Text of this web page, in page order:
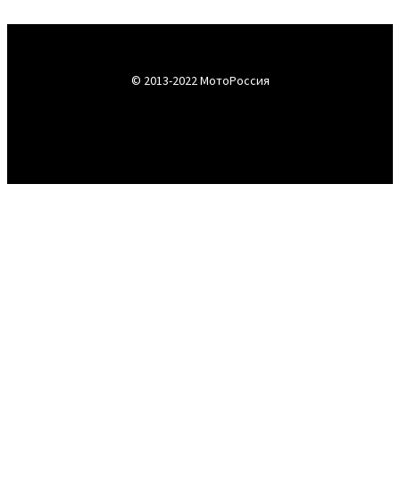
© 2013-2022 МотоРоссия